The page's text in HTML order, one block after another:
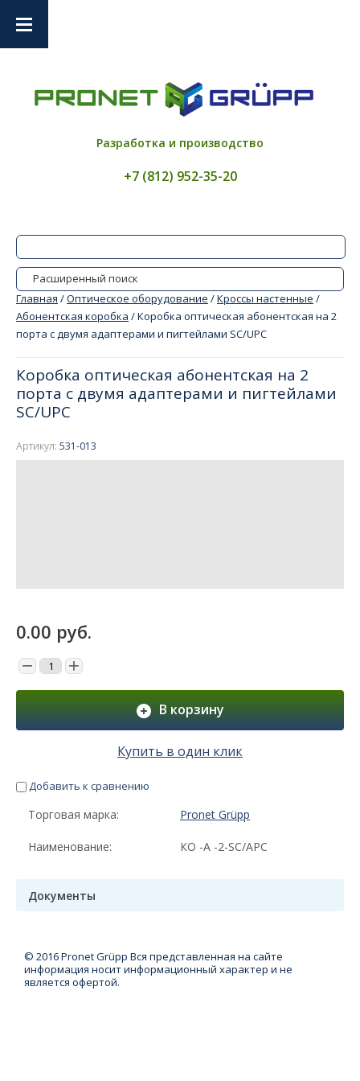
Разработка и производство
+7 (812) 952-35-20
Расширенный поиск
Главная /Оптическое оборудование /Кроссы настенные /
Абонентская коробка / Коробка оптическая абонентская на 2
порта с двумя адаптерами и пигтейлами SC/UPC
Коробка оптическая абонентская на 2
порта с двумя адаптерами и пигтейлами
SC/UPC
Артикул: 531-013
0.00 руб.
− +
В корзину
Купить в один клик
Добавить к сравнению
Торговая марка: Pronet Grüpp
Наименование: КО -А -2-SC/APC
Документы
© 2016 Pronet Grüpp Вся представленная на сайте
информация носит информационный характер и не
является офертой.